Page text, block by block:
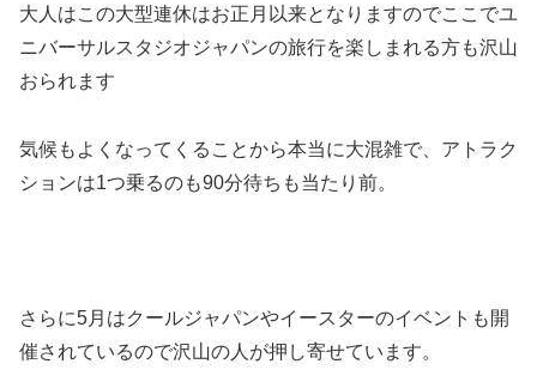
大人はこの大型連休はお正月以来となりますのでここでユ
ニバーサルスタジオジャパンの旅行を楽しまれる方も沢山
おられます
気候もよくなってくることから本当に大混雑で、アトラク
ションは1つ乗るのも90分待ちも当たり前。
さらに5月はクールジャパンやイースターのイベントも開
催されているので沢山の人が押し寄せています。